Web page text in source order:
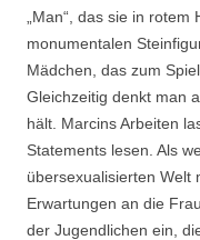
„Man“, das sie in
monumentalen
Mädchen, das zum
Gleichzeitig denkt man
hält. Marcins Arbeiten
Statements lesen. Als
übersexualisierten Welt
Erwartungen an die
der Jugendlichen ein,